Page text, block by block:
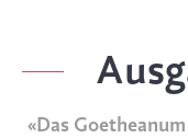
«Das